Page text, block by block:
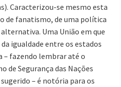
Caracterizou-se mesmo esta
de fanatismo, de uma política
Uma União em que
igualdade entre os estados
– fazendo lembrar até o
de Segurança das Nações
– é notória para os